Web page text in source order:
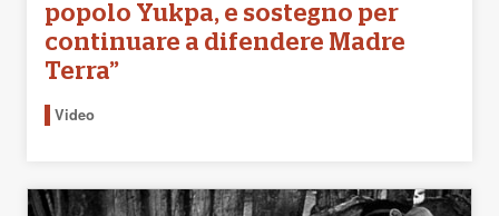
popolo Yukpa, e sostegno per
continuare a difendere Madre
Terra”
Video